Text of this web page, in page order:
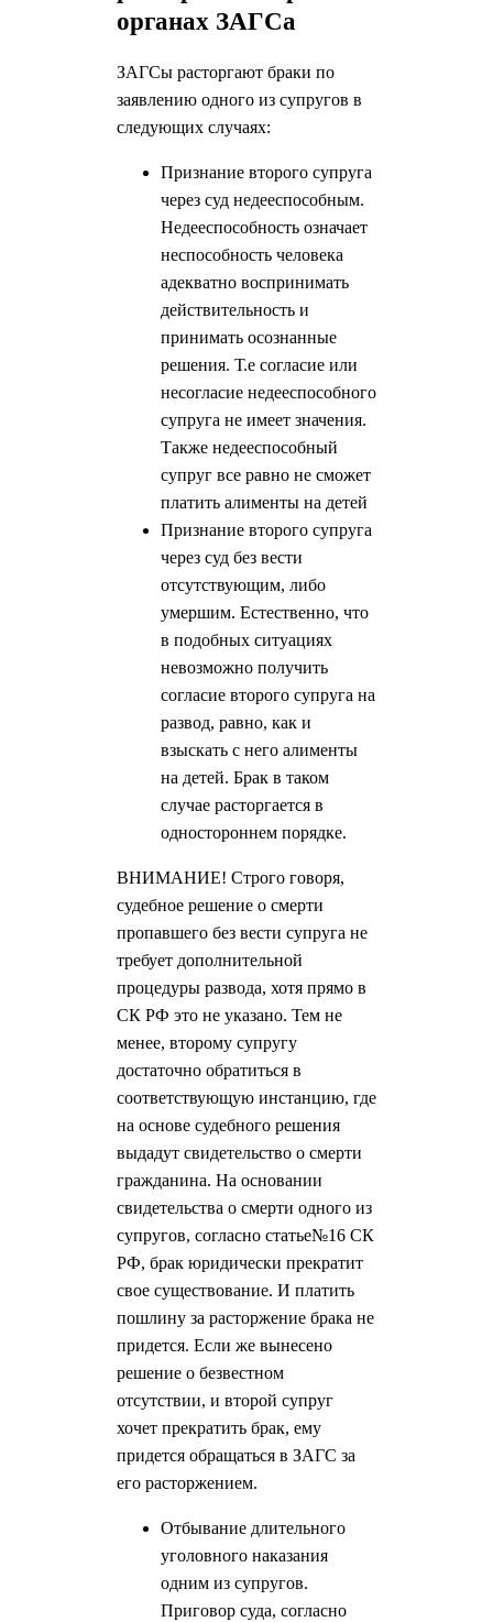
органах ЗАГСа
ЗАГСы расторгают браки по
заявлению одного из супругов в
следующих случаях:
Признание второго супруга
через суд недееспособным.
Недееспособность означает
неспособность человека
адекватно воспринимать
действительность и
принимать осознанные
решения. Т.е согласие или
несогласие недееспособного
супруга не имеет значения.
Также недееспособный
супруг все равно не сможет
платить алименты на детей
Признание второго супруга
через суд без вести
отсутствующим, либо
умершим. Естественно, что
в подобных ситуациях
невозможно получить
согласие второго супруга на
развод, равно, как и
взыскать с него алименты
на детей. Брак в таком
случае расторгается в
одностороннем порядке.
ВНИМАНИЕ! Строго говоря,
судебное решение о смерти
пропавшего без вести супруга не
требует дополнительной
процедуры развода, хотя прямо в
СК РФ это не указано. Тем не
менее, второму супругу
достаточно обратиться в
соответствующую инстанцию, где
на основе судебного решения
выдадут свидетельство о смерти
гражданина. На основании
свидетельства о смерти одного из
супругов, согласно статье№16 СК
РФ, брак юридически прекратит
свое существование. И платить
пошлину за расторжение брака не
придется. Если же вынесено
решение о безвестном
отсутствии, и второй супруг
хочет прекратить брак, ему
придется обращаться в ЗАГС за
его расторжением.
Отбывание длительного
уголовного наказания
одним из супругов.
Приговор суда, согласно